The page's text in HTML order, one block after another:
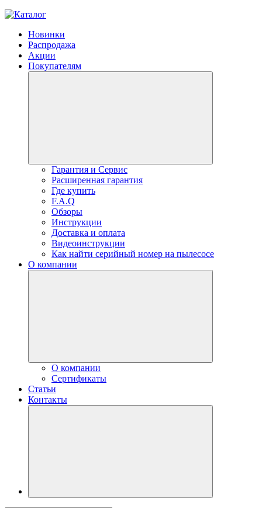
Новинки
Распродажа
Акции
Покупателям
Гарантия и Сервис
Расширенная гарантия
Где купить
F.A.Q
Обзоры
Инструкции
Доставка и оплата
Видеоинструкции
Как найти серийный номер на пылесосе
О компании
О компании
Сертификаты
Статьи
Контакты